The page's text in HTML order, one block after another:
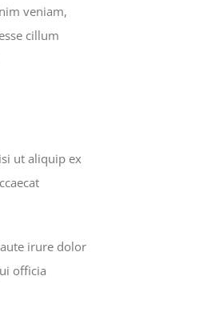
veniam,
cillum
ut aliquip ex
irure dolor
officia